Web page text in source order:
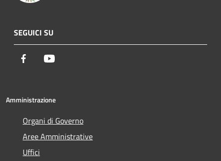
SEGUICI SU
Facebook
Amministrazione
Organi di Governo
Aree Amministrative
Uffici